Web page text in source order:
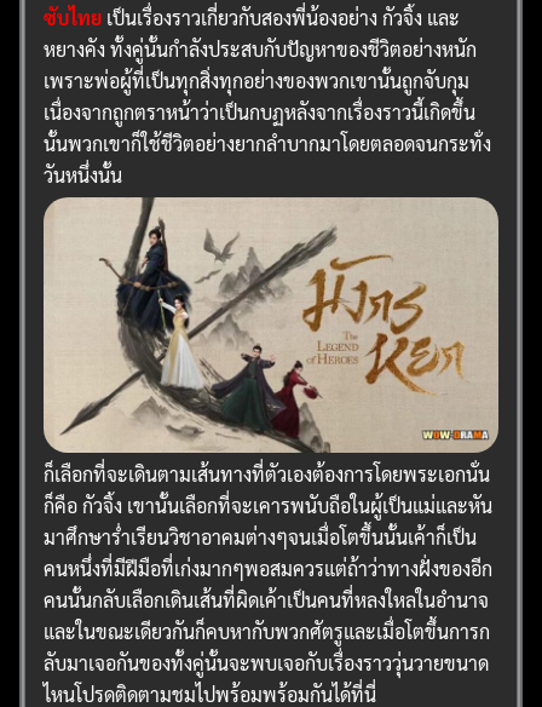
ซับไทย เป็นเรื่องราวเกี่ยวกับสองพี่น้องอย่าง กัวจิ้ง และ
หยางคัง ทั้งคู่นั้นกำลังประสบกับปัญหาของชีวิตอย่างหนัก
เพราะพ่อผู้ที่เป็นทุกสิ่งทุกอย่างของพวกเขานั้นถูกจับกุม
เนื่องจากถูกตราหน้าว่าเป็นกบฏหลังจากเรื่องราวนี้เกิดขึ้น
นั้นพวกเขาก็ใช้ชีวิตอย่างยากลำบากมาโดยตลอดจนกระทั่ง
วันหนึ่งนั้น
ก็เลือกที่จะเดินตามเส้นทางที่ตัวเองต้องการโดยพระเอกนั่น
ก็คือ กัวจิ้ง เขานั้นเลือกที่จะเคารพนับถือในผู้เป็นแม่และหัน
มาศึกษาร่ำเรียนวิชาอาคมต่างๆจนเมื่อโตขึ้นนั้นเค้าก็เป็น
คนหนึ่งที่มีฝีมือที่เก่งมากๆพอสมควรแต่ถ้าว่าทางฝั่งของอีก
คนนั้นกลับเลือกเดินเส้นที่ผิดเค้าเป็นคนที่หลงใหลในอำนาจ
และในขณะเดียวกันก็คบหากับพวกศัตรูและเมื่อโตขึ้นการก
ลับมาเจอกันของทั้งคู่นั้นจะพบเจอกับเรื่องราววุ่นวายขนาด
ไหนโปรดติดตามชมไปพร้อมพร้อมกันได้ที่นี่